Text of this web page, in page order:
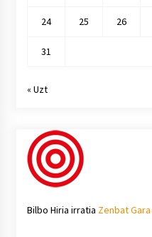
24 25 26
31
« Uzt
Bilbo Hiria irratia Zenbat Gara